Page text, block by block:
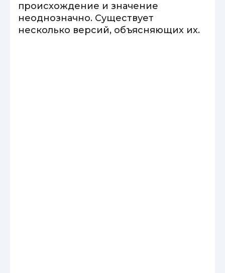
происхождение и значение
неоднозначно. Существует
несколько версий, объясняющих их.